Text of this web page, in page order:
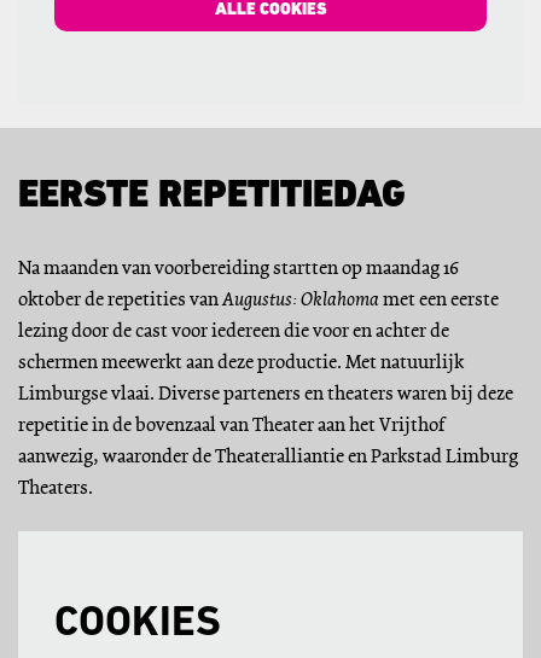
ALLE COOKIES
EERSTE REPETITIEDAG
Na maanden van voorbereiding startten op maandag 16
oktober de repetities vanAugustus: Oklahomamet een eerste
lezing door de cast voor iedereen die voor en achter de
schermen meewerkt aan deze productie. Met natuurlijk
Limburgse vlaai. Diverse parteners en theaters waren bij deze
repetitie in de bovenzaal van Theater aan het Vrijthof
aanwezig, waaronder de Theateralliantie en Parkstad Limburg
Theaters.
COOKIES